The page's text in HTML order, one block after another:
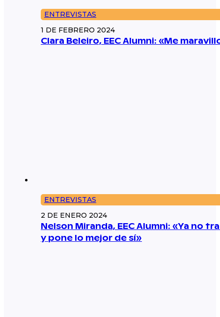
ENTREVISTAS
1 DE FEBRERO 2024
Clara Beleiro, EEC Alumni: «Me
ENTREVISTAS
2 DE ENERO 2024
Nelson Miranda, EEC Alumni: «Ya no
y pone lo mejor de sí»